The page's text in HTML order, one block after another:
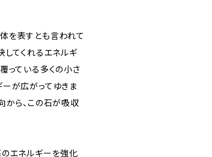
を表すとも言われて
してくれるエネルギ
っている多くの小さ
ーが広がってゆきま
から、この石が吸収
のエネルギーを強化